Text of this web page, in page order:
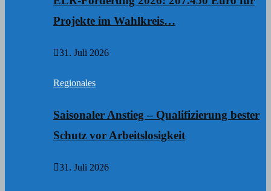
Projekte im Wahlkreis…
31. Juli 2026
Regionales
Saisonaler Anstieg – Qualifizierung bester
Schutz vor Arbeitslosigkeit
31. Juli 2026